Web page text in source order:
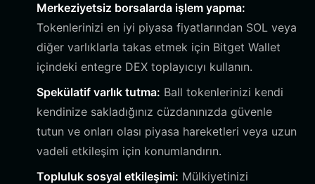
Merkeziyetsiz borsalarda işlem yapma:
Tokenlerinizi en iyi piyasa fiyatlarından SOL veya
diğer varlıklarla takas etmek için Bitget Wallet
içindeki entegre DEX toplayıcıyı kullanın.
Spekülatif varlık tutma: Ball tokenlerinizi kendi
kendinize sakladığınız cüzdanınızda güvenle
tutun ve onları olası piyasa hareketleri veya uzun
vadeli etkileşim için konumlandırın.
Topluluk sosyal etkileşimi: Mülkiyetinizi